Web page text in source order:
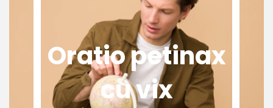
Oratio petinax
cu vix